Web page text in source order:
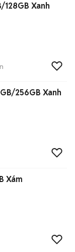
128GB Xanh
256GB Xanh
Xám